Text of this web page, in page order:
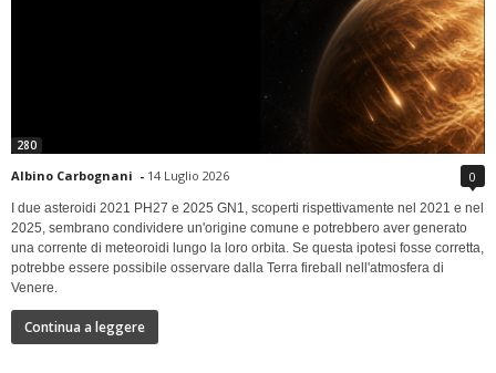
280
Albino Carbognani - 14 Luglio 2026 0
I due asteroidi 2021 PH27 e 2025 GN1, scoperti rispettivamente nel 2021 e nel
2025, sembrano condividere un'origine comune e potrebbero aver generato
una corrente di meteoroidi lungo la loro orbita. Se questa ipotesi fosse corretta,
potrebbe essere possibile osservare dalla Terra fireball nell'atmosfera di
Venere.
Continua a leggere